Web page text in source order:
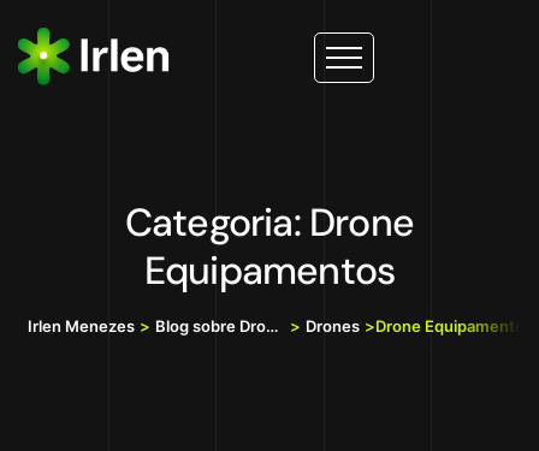
Categoria: Drone
Equipamentos
Irlen Menezes > Blog sobre Drones, IA e Tecnologia da Informação > Drones >Drone Equipamentos